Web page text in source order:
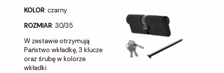
KOLOR: czarny
ROZMIAR: 30/35
W zestawie otrzymują
Państwo wkładkę, 3 klucze
oraz śrubę w kolorze
wkładki